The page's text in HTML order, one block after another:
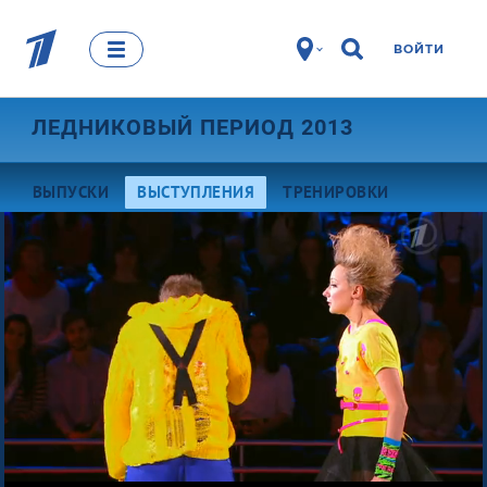
ВОЙТИ
ЛЕДНИКОВЫЙ ПЕРИОД 2013
ВЫПУСКИ ВЫСТУПЛЕНИЯ ТРЕНИРОВКИ